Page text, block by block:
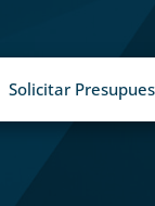
Solicitar